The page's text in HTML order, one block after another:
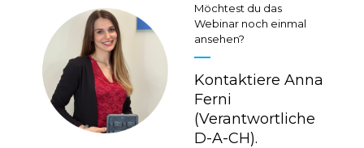
Möchtest du das
Webinar noch einmal
ansehen?
Kontaktiere Anna
Ferni
(Verantwortliche
D-A-CH).